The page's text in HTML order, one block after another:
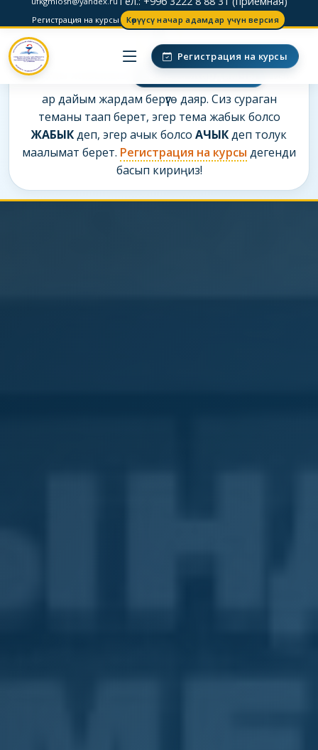
Регистрация на курсы Көрүүсү начар адамдар үчүн версия
Регистрация на курсы
Теманы жазыныз. eDOP AI Жардамчы
сизге
ар дайым жардам берүүгө даяр. Сиз сураган
теманы таап берет, эгер тема жабык болсо
ЖАБЫКдеп, эгер ачык болсо АЧЫКдеп толук
маалымат берет. Регистрация на курсы дегенди
басып кириңиз!